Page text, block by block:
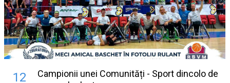
12
Campionii unei Comunități - Sport dincolo de